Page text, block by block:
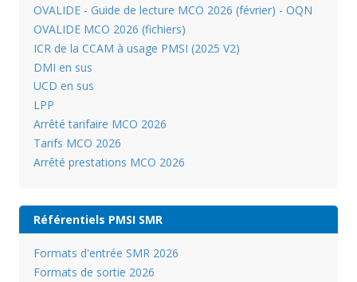
OVALIDE - Guide de lecture MCO 2026 (février) - OQN
OVALIDE MCO 2026 (fichiers)
ICR de la CCAM à usage PMSI (2025 V2)
DMI en sus
UCD en sus
LPP
Arrêté tarifaire MCO 2026
Tarifs MCO 2026
Arrêté prestations MCO 2026
Référentiels PMSI SMR
Formats d'entrée SMR 2026
Formats de sortie 2026